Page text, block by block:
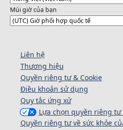
Múi giờ của bạn
Liên hệ
Thương hiệu
Quyền riêng tư & Cookie
Điều khoản sử dụng
Quy tắc ứng xử
Lựa chọn quyền riêng tư
Quyền riêng tư về sức khỏe